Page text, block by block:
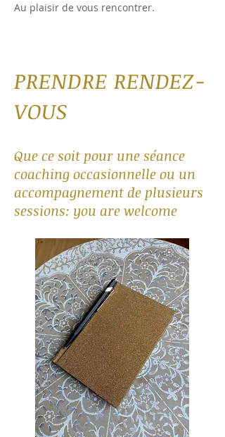
Au plaisir de vous rencontrer.
PRENDRE RENDEZ-
VOUS
Que ce soit pour une séance
coaching occasionnelle ou un
accompagnement de plusieurs
sessions: you are welcome